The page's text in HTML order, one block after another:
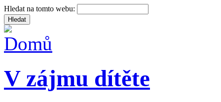
Hledat na tomto webu:
V zájmu dítěte